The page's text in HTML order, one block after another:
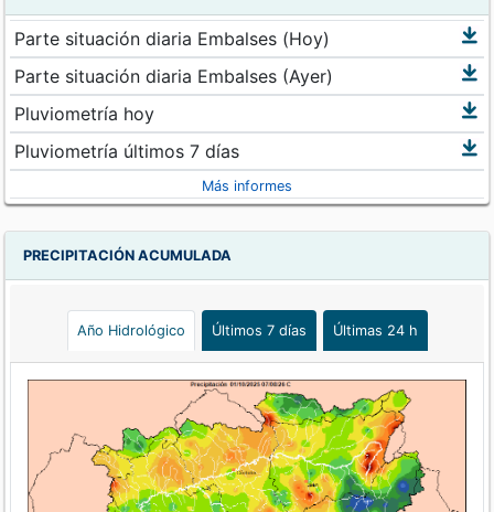
Parte situación diaria Embalses (Hoy)
Parte situación diaria Embalses (Ayer)
Pluviometría hoy
Pluviometría últimos 7 días
Más informes
PRECIPITACIÓN ACUMULADA
Año Hidrológico Últimos 7 días Últimas 24 h